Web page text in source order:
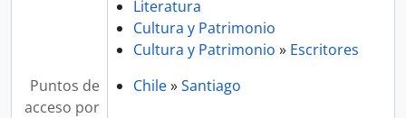
Literatura
Cultura y Patrimonio
Cultura y Patrimonio » Escritores
Puntos de
acceso por
Chile»Santiago